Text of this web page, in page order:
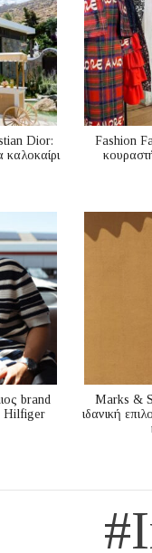
Dior:
Fashion
brand
Hilfiger
Marks &
ιδανική